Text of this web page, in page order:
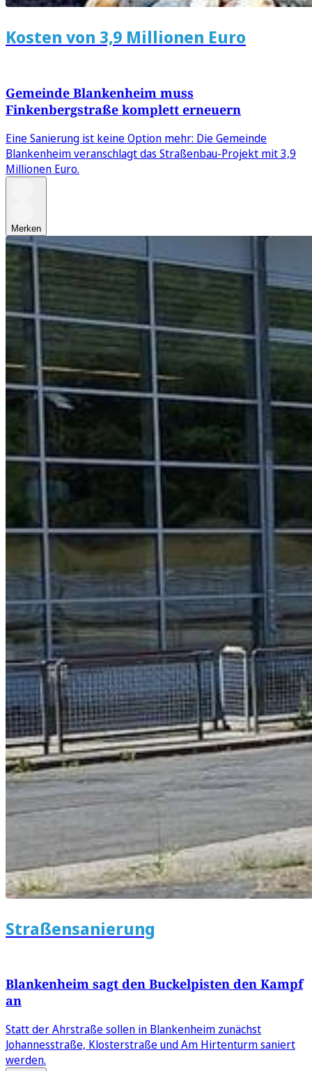
Kosten von 3,9 Millionen Euro
Gemeinde Blankenheim muss
Finkenbergstraße komplett erneuern
Eine Sanierung ist keine Option mehr: Die Gemeinde
Blankenheim veranschlagt das Straßenbau-Projekt mit 3,9
Millionen Euro.
Merken
Straßensanierung
Blankenheim sagt den Buckelpisten den Kampf
an
Statt der Ahrstraße sollen in Blankenheim zunächst
Johannesstraße, Klosterstraße und Am Hirtenturm saniert
werden.